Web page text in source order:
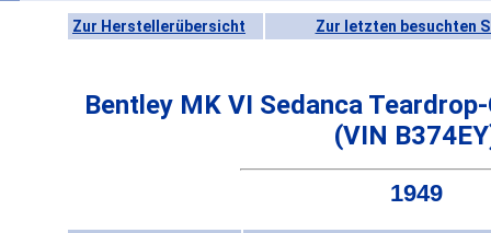
Zur Herstellerübersicht Zur letzten besuchten
Bentley MK VI Sedanca
(VIN
1949